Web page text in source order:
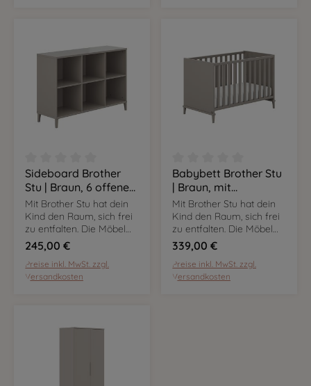
Durchschnittliche Bewertung von 0 von 5 Sternen
Sideboard Brother
Stu | Braun, 6 offene
Fächer
Mit Brother Stu hat dein
Kind den Raum, sich frei
zu entfalten. Die Möbel
sind flexibel nutzbar und
mit ihrem Dekor in Taupe
setzen sie in eurem
Zuhause markante
245,00 €
Preise inkl. MwSt. zzgl.
Versandkosten
Durchschnittliche
Babybett Brother Stu
| Braun, mit
Massivholzanteil, 60 x
120 cm
Mit Brother Stu hat dein
Kind den Raum, sich frei
zu entfalten. Die Möbel
sind flexibel nutzbar und
mit ihrem Dekor in Taupe
setzen sie in eurem
Zuhause markante
339,00 €
Preise inkl. MwSt. zzgl.
Versandkosten